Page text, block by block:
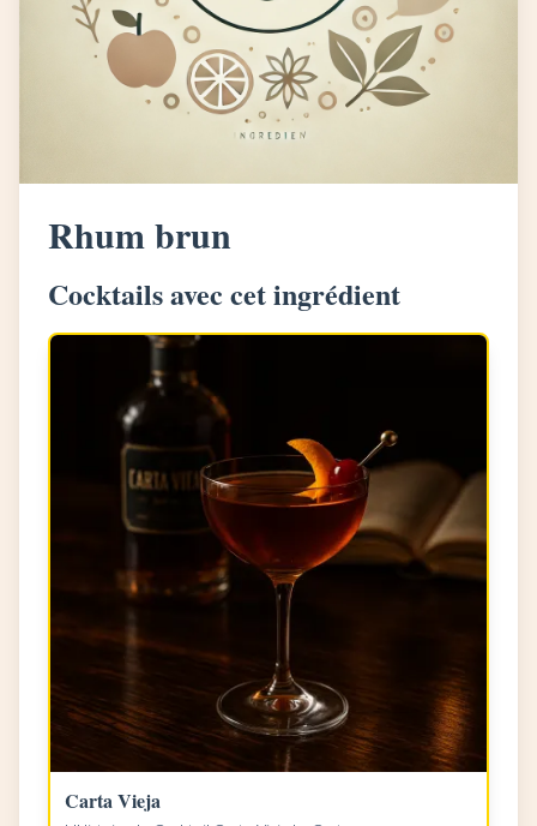
Rhum brun
Cocktails avec cet ingrédient
Carta Vieja